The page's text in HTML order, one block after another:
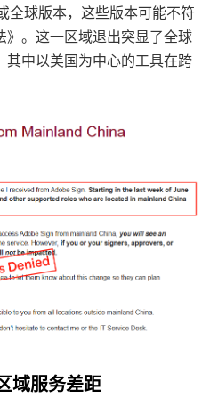
全球版本，这些版本可能不符
。这一区域退出突显了全球
其中以美国为中心的工具在跨
域服务差距